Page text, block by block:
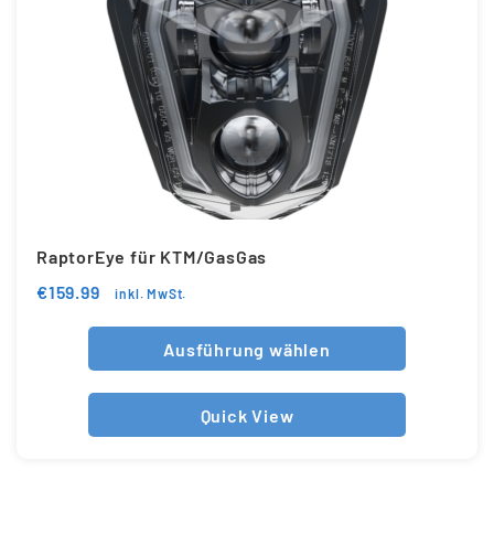
RaptorEye für KTM/GasGas
€159.99 inkl. MwSt.
Ausführung wählen
Quick View